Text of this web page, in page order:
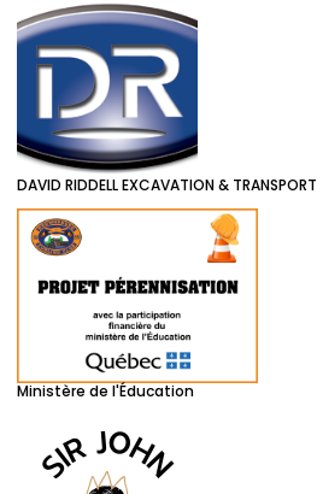
DAVID RIDDELL EXCAVATION & TRANSPORT
Ministère de l'Éducation